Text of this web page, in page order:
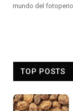
mundo del
TOP POSTS